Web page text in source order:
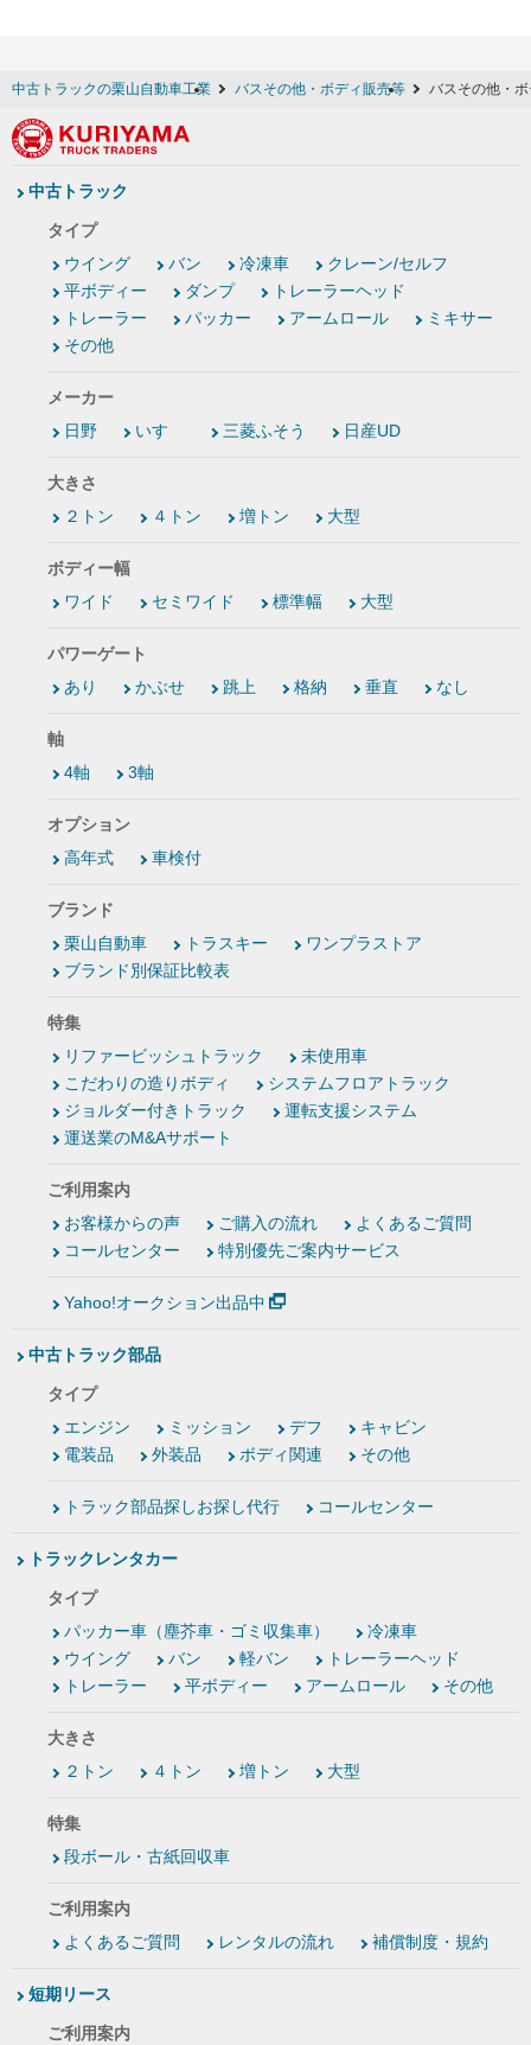
中古トラックの栗山自動車工業 バスその他・ボディ販売等 バスその他・
中古トラック
タイプ
ウイング
バン 冷凍車
クレーン/セルフ
平ボディー
ダンプ
トレーラーヘッド
トレーラー
パッカー アームロール
ミキサー
その他
メーカー
日野
いすゞ 三菱ふそう 日産UD
大きさ
２トン
４トン 増トン 大型
ボディー幅
ワイド
セミワイド 標準幅 大型
パワーゲート
あり
かぶせ 跳上 格納 垂直 なし
軸
4軸
3軸
オプション
高年式
車検付
ブランド
栗山自動車
トラスキー
ワンプラストア
ブランド別保証比較表
特集
リファービッシュトラック
未使用車
こだわりの造りボディ
システムフロアトラック
ジョルダー付きトラック
運転支援システム
運送業のM&Aサポート
ご利用案内
お客様からの声
ご購入の流れ
よくあるご質問
コールセンター
特別優先ご案内サービス
Yahoo!オークション出品中
中古トラック部品
タイプ
エンジン
ミッション デフ
キャビン
電装品
外装品 ボディ関連 その他
トラック部品探しお探し代行 コールセンター
トラックレンタカー
タイプ
パッカー車（塵芥車・ゴミ収集車）
冷凍車
ウイング
バン 軽バン
トレーラーヘッド
トレーラー
平ボディー アームロール その他
大きさ
２トン
４トン 増トン 大型
特集
段ボール・古紙回収車
ご利用案内
よくあるご質問
レンタルの流れ 補償制度・規約
短期リース
ご利用案内